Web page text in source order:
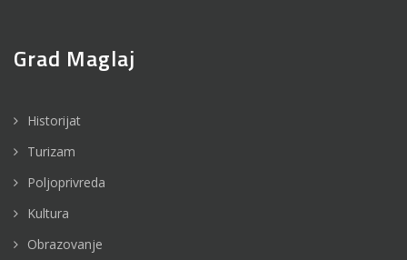
Grad Maglaj
Historijat
Turizam
Poljoprivreda
Kultura
Obrazovanje